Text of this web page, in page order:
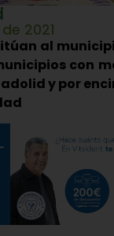
2021
al
con
y por